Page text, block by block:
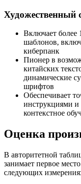
Художественный
Включает более
шаблонов,
киберпанк
Пионер в
китайских
динамические
шрифтов
Обеспечивает
инструкциями и
контекстное
Оценка
В авторитетной
занимает первое
следующих